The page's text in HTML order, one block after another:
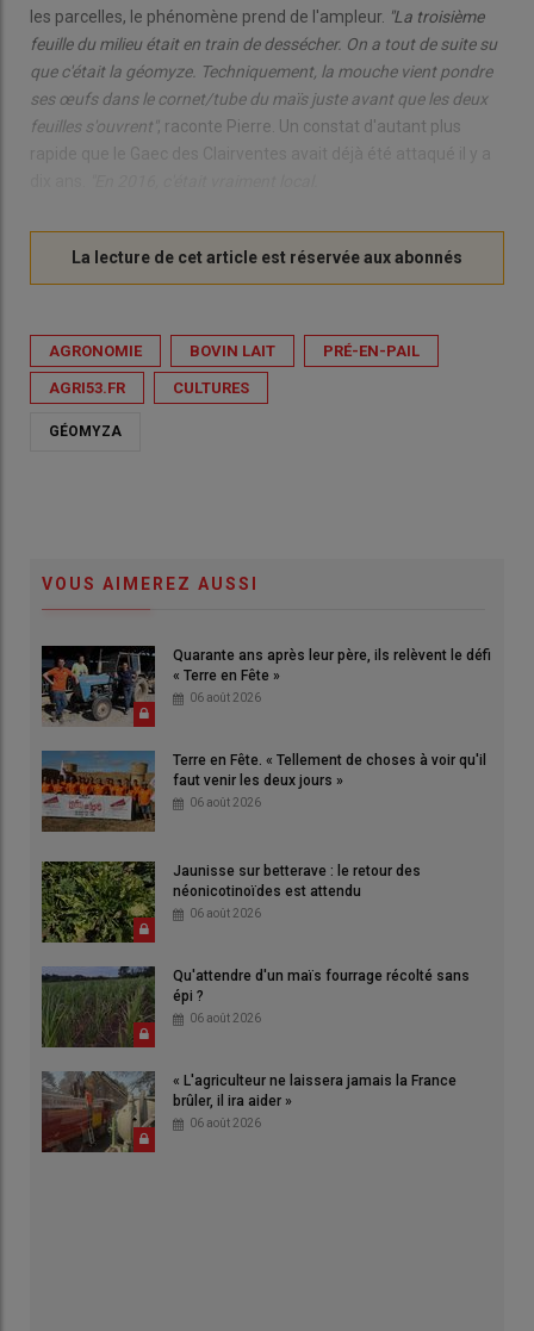
les parcelles, le phénomène prend de l'ampleur. "La troisième
feuille du milieu était en train de dessécher. On a tout de suite su
que c'était la géomyze. Techniquement, la mouche vient pondre
ses œufs dans le cornet/tube du maïs juste avant que les deux
feuilles s'ouvrent", raconte Pierre. Un constat d'autant plus
AGRONOMIE BOVIN LAIT PRÉ-EN-PAIL
AGRI53.FR CULTURES
GÉOMYZA
VOUS AIMEREZ AUSSI
Quarante ans après leur père, ils relèvent le défi
« Terre en Fête »
06 août 2026
Terre en Fête. « Tellement de choses à voir qu'il
faut venir les deux jours »
06 août 2026
Jaunisse sur betterave : le retour des
néonicotinoïdes est attendu
06 août 2026
Qu'attendre d'un maïs fourrage récolté sans
épi ?
06 août 2026
« L'agriculteur ne laissera jamais la France
brûler, il ira aider »
06 août 2026